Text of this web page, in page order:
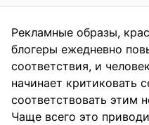
Рекламные образы,
блогеры ежедневно
соответствия, и
начинает критиковать
соответствовать этим
Чаще всего это